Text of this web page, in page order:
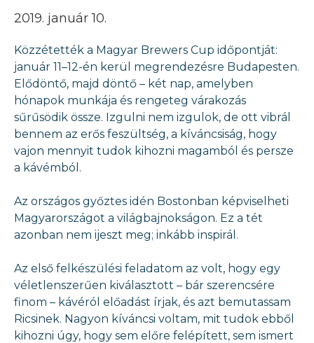
2019. január 10.
Közzétették a Magyar Brewers Cup időpontját:
január 11–12-én kerül megrendezésre Budapesten.
Elődöntő, majd döntő – két nap, amelyben
hónapok munkája és rengeteg várakozás
sűrűsödik össze. Izgulni nem izgulok, de ott vibrál
bennem az erős feszültség, a kíváncsiság, hogy
vajon mennyit tudok kihozni magamból és persze
a kávémból.
Az országos győztes idén Bostonban képviselheti
Magyarországot a világbajnokságon. Ez a tét
azonban nem ijeszt meg; inkább inspirál.
Az első felkészülési feladatom az volt, hogy egy
véletlenszerűen kiválasztott – bár szerencsére
finom – kávéról előadást írjak, és azt bemutassam
Ricsinek. Nagyon kíváncsi voltam, mit tudok ebből
kihozni úgy, hogy sem előre felépített, sem ismert